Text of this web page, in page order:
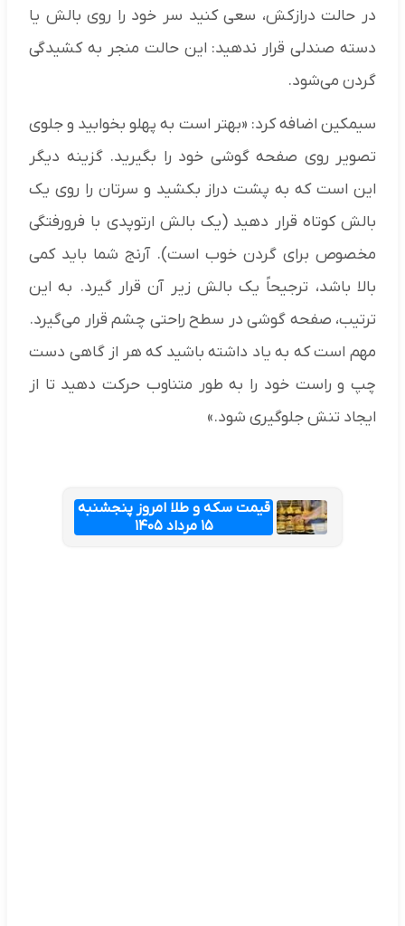
در حالت درازکش، سعی کنید سر خود را روی بالش یا
دسته صندلی قرار ندهید: این حالت منجر به کشیدگی
گردن می‌شود.
سیمکین اضافه کرد: «بهتر است به پهلو بخوابید و جلوی
تصویر روی صفحه گوشی خود را بگیرید. گزینه دیگر
این است که به پشت دراز بکشید و سرتان را روی یک
بالش کوتاه قرار دهید (یک بالش ارتوپدی با فرورفتگی
مخصوص برای گردن خوب است). آرنج شما باید کمی
بالا باشد، ترجیحاً یک بالش زیر آن قرار گیرد. به این
ترتیب، صفحه گوشی در سطح راحتی چشم قرار می‌گیرد.
مهم است که به یاد داشته باشید که هر از گاهی دست
چپ و راست خود را به طور متناوب حرکت دهید تا از
ایجاد تنش جلوگیری شود.»
قیمت سکه و طلا امروز پنجشنبه
۱۵ مرداد ۱۴۰۵